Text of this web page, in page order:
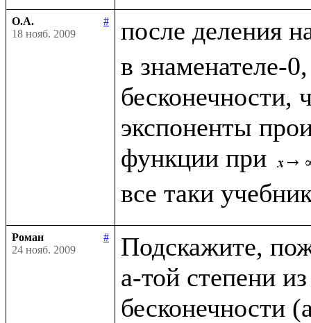
О.А.
#
18 нояб. 2009
после деления
в знаменателе-
бесконечности,
экспоненты
функции при
Роман
#
24 нояб. 2009
Подскажите,
a-той степени
бесконечности